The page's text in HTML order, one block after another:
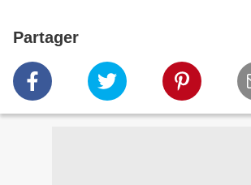
Partager